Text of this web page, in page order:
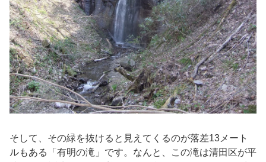
そして、その緑を抜けると見えてくるのが落差13メート
ルもある「有明の滝」です。なんと、この滝は清田区が平